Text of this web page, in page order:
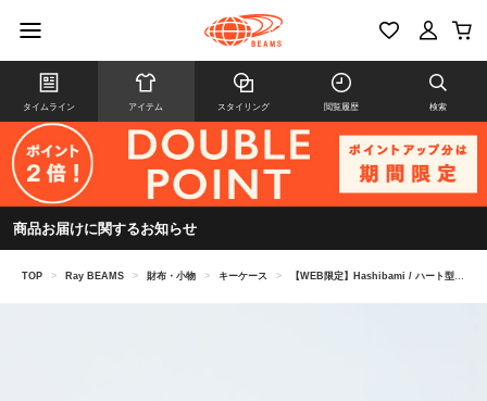
タイムライン アイテム スタイリング 閲覧履歴 検索
商品お届けに関するお知らせ
TOP > Ray BEAMS > 財布・小物 > キーケース > 【WEB限定】Hashibami / ハート型 スマートキーリング